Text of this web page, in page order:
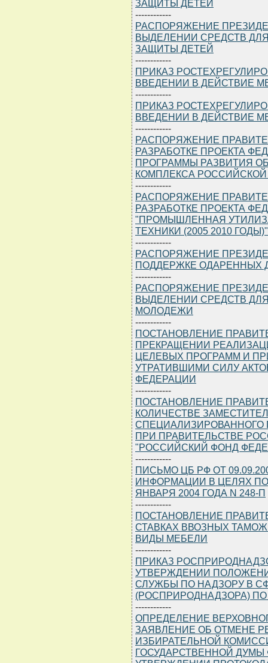
ЗАЩИТЫ ДЕТЕЙ
------------
РАСПОРЯЖЕНИЕ
ВЫДЕЛЕНИИ СРЕДСТВ
ЗАЩИТЫ ДЕТЕЙ
------------
ПРИКАЗ
ВВЕДЕНИИ В ДЕЙСТВИЕ
------------
ПРИКАЗ
ВВЕДЕНИИ В ДЕЙСТВИЕ
------------
РАСПОРЯЖЕНИЕ
РАЗРАБОТКЕ ПРОЕКТА
ПРОГРАММЫ РАЗВИТИЯ
КОМПЛЕКСА РОССИЙСКОЙ
------------
РАСПОРЯЖЕНИЕ
РАЗРАБОТКЕ ПРОЕКТА
"ПРОМЫШЛЕННАЯ
ТЕХНИКИ (2005 2010 ГОДЫ)"
------------
РАСПОРЯЖЕНИЕ
ПОДДЕРЖКЕ ОДАРЕННЫХ
------------
РАСПОРЯЖЕНИЕ
ВЫДЕЛЕНИИ СРЕДСТВ
МОЛОДЕЖИ
------------
ПОСТАНОВЛЕНИЕ
ПРЕКРАЩЕНИИ
ЦЕЛЕВЫХ ПРОГРАММ И
УТРАТИВШИМИ СИЛУ
ФЕДЕРАЦИИ
------------
ПОСТАНОВЛЕНИЕ
КОЛИЧЕСТВЕ
СПЕЦИАЛИЗИРОВАННОГО
ПРИ ПРАВИТЕЛЬСТВЕ
"РОССИЙСКИЙ ФОНД
------------
ПИСЬМО ЦБ РФ ОТ
ИНФОРМАЦИИ В ЦЕЛЯХ
ЯНВАРЯ 2004 ГОДА N 248-П
------------
ПОСТАНОВЛЕНИЕ
СТАВКАХ ВВОЗНЫХ
ВИДЫ МЕБЕЛИ
------------
ПРИКАЗ
УТВЕРЖДЕНИИ
СЛУЖБЫ ПО НАДЗОРУ В
(РОСПРИРОДНАДЗОРА)
------------
ОПРЕДЕЛЕНИЕ
ЗАЯВЛЕНИЕ ОБ ОТМЕНЕ
ИЗБИРАТЕЛЬНОЙ
ГОСУДАРСТВЕННОЙ